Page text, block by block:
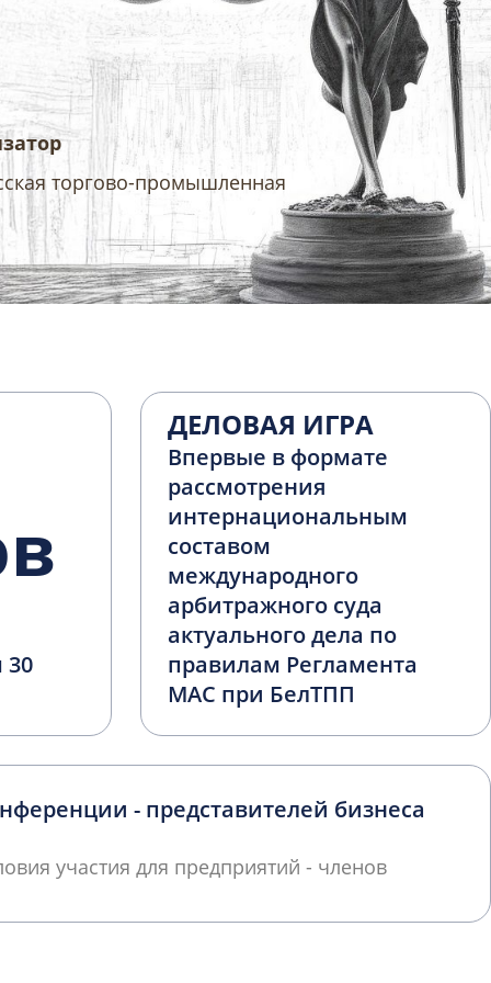
торгово-промышленная
ДЕЛОВАЯ ИГРА
Впервые в формате
рассмотрения
интернациональным
составом
международного
арбитражного суда
актуального дела по
правилам Регламента
МАС при БелТПП
- представителей бизнеса
участия для предприятий - членов